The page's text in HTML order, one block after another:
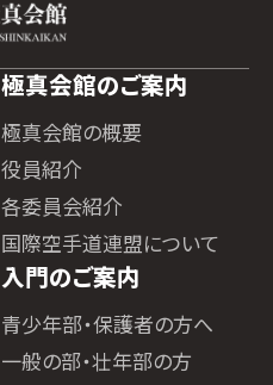
極真会館のご案内
極真会館の概要
役員紹介
各委員会紹介
国際空手道連盟について
入門のご案内
青少年部・保護者の方へ
一般の部・壮年部の方